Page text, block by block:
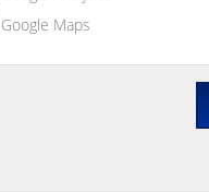
Google Maps